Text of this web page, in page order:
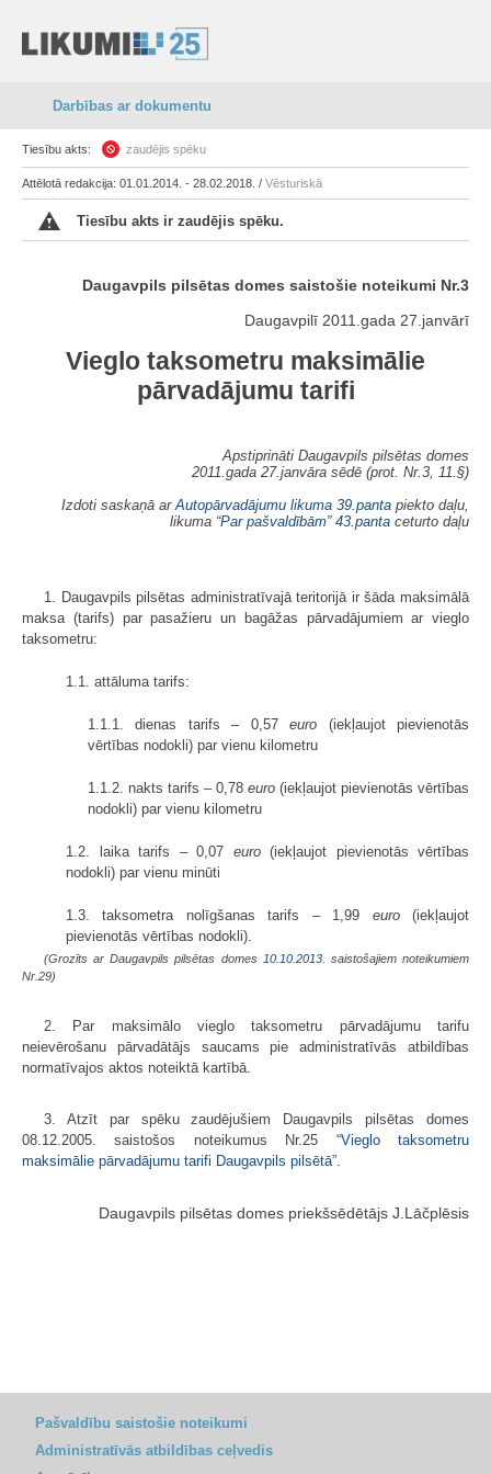
Darbības ar dokumentu
Tiesību akts: zaudējis spēku
Attēlotā redakcija: 01.01.2014. - 28.02.2018. / Vēsturiskā
Tiesību akts ir zaudējis spēku.
Daugavpils pilsētas domes saistošie noteikumi Nr.3
Daugavpilī 2011.gada 27.janvārī
Vieglo taksometru maksimālie
pārvadājumu tarifi
Apstiprināti Daugavpils pilsētas domes
2011.gada 27.janvāra sēdē (prot. Nr.3, 11.§)
Izdoti saskaņā ar Autopārvadājumu likuma 39.panta piekto daļu,
likuma “Par pašvaldībām” 43.panta ceturto daļu
1. Daugavpils pilsētas administratīvajā teritorijā ir šāda maksimālā
maksa (tarifs) par pasažieru un bagāžas pārvadājumiem ar vieglo
taksometru:
1.1. attāluma tarifs:
1.1.1. dienas tarifs – 0,57euro (iekļaujot pievienotās
vērtības nodokli) par vienu kilometru
1.1.2. nakts tarifs – 0,78 euro (iekļaujot pievienotās vērtības
nodokli) par vienu kilometru
1.2. laika tarifs – 0,07 euro(iekļaujot pievienotās vērtības
nodokli) par vienu minūti
1.3. taksometra nolīgšanas tarifs – 1,99 euro(iekļaujot
pievienotās vērtības nodokli).
(Grozīts ar Daugavpils pilsētas domes 10.10.2013.
saistošajiem noteikumiem
Nr.29)
2. Par maksimālo vieglo taksometru pārvadājumu tarifu
neievērošanu pārvadātājs saucams pie administratīvās atbildības
normatīvajos aktos noteiktā kartībā.
3. Atzīt par spēku zaudējušiem Daugavpils pilsētas domes
08.12.2005. saistošos noteikumus Nr.25 “Vieglo taksometru
maksimālie pārvadājumu tarifi Daugavpils pilsētā”.
Daugavpils pilsētas domes priekšsēdētājs J.Lāčplēsis
Pašvaldību saistošie noteikumi
Administratīvās atbildības ceļvedis